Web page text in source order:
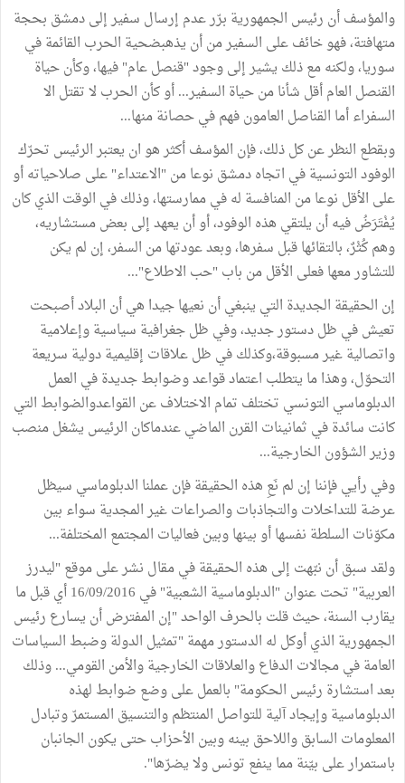
والمؤسف أن رئيس الجمهورية برّر عدم إرسال سفير إلى دمشق بحجة
متهافتة، فهو خائف على السفير من أن يذهبضحية الحرب القائمة في
سوريا، ولكنه مع ذلك يشير إلى وجود "قنصل عام" فيها، وكأن حياة
القنصل العام أقل شأنا من حياة السفير... أو كأن الحرب لا تقتل الا
السفراء أما القناصل العامون فهم في حصانة منها...
وبقطع النظر عن كل ذلك، فإن المؤسف أكثر هو ان يعتبر الرئيس تحرّك
الوفود التونسية في اتجاه دمشق نوعا من "الاعتداء" على صلاحياته أو
على الأقل نوعا من المنافسة له في ممارستها، وذلك في الوقت الذي كان
يُفْتَرَضُ فيه أن يلتقي هذه الوفود، أو أن يعهد إلى بعض مستشاريه،
وهم كُثْرٌ، بالتقائها قبل سفرها، وبعد عودتها من السفر، إن لم يكن
للتشاور معها فعلى الأقل من باب "حب الاطلاع"...
إن الحقيقة الجديدة التي ينبغي أن نعيها جيدا هي أن البلاد أصبحت
تعيش في ظل دستور جديد، وفي ظل جغرافية سياسية وإعلامية
واتصالية غير مسبوقة،وكذلك في ظل علاقات إقليمية دولية سريعة
التحوّل، وهذا ما يتطلب اعتماد قواعد وضوابط جديدة في العمل
الدبلوماسي التونسي تختلف تمام الاختلاف عن القواعدوالضوابط التي
كانت سائدة في ثمانينات القرن الماضي عندماكان الرئيس يشغل منصب
وزير الشؤون الخارجية...
وفي رأيي فإننا إن لم نَعِ هذه الحقيقة فإن عملنا الدبلوماسي سيظل
عرضة للتداخلات والتجاذبات والصراعات غير المجدية سواء بين
مكوّنات السلطة نفسها أو بينها وبين فعاليات المجتمع المختلفة...
ولقد سبق أن نبّهت إلى هذه الحقيقة في مقال نشر على موقع "ليدرز
العربية" تحت عنوان "الدبلوماسية الشعبية" في 16/09/2016 أي قبل ما
يقارب السنة، حيث قلت بالحرف الواحد "إن المفترض أن يسارع رئيس
الجمهورية الذي أوكل له الدستور مهمة "تمثيل الدولة وضبط السياسات
العامة في مجالات الدفاع والعلاقات الخارجية والأمن القومي... وذلك
بعد استشارة رئيس الحكومة" بالعمل على وضع ضوابط لهذه
الدبلوماسية وإيجاد آلية للتواصل المنتظم والتنسيق المستمرّ وتبادل
المعلومات السابق واللاحق بينه وبين الأحزاب حتى يكون الجانبان
باستمرار على بيّنة مما ينفع تونس ولا يضرّها".